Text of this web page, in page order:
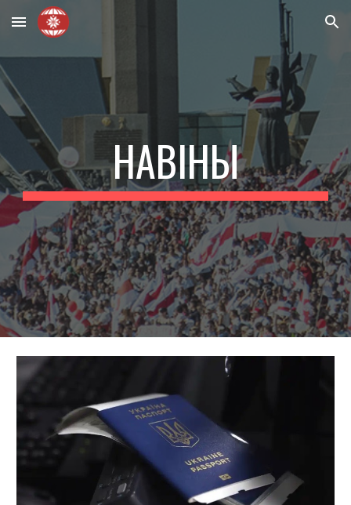
Skip to main content Skip to navigation
НАВІНЫ